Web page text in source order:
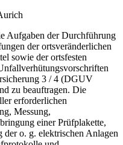
Aufgaben der Durchführung
der ortsveränderlichen
sowie der ortsfesten
3 / 4 (DGUV
zu beauftragen. Die
erforderlichen
Messung,
einer Prüfplakette,
o. g. elektrischen Anlagen